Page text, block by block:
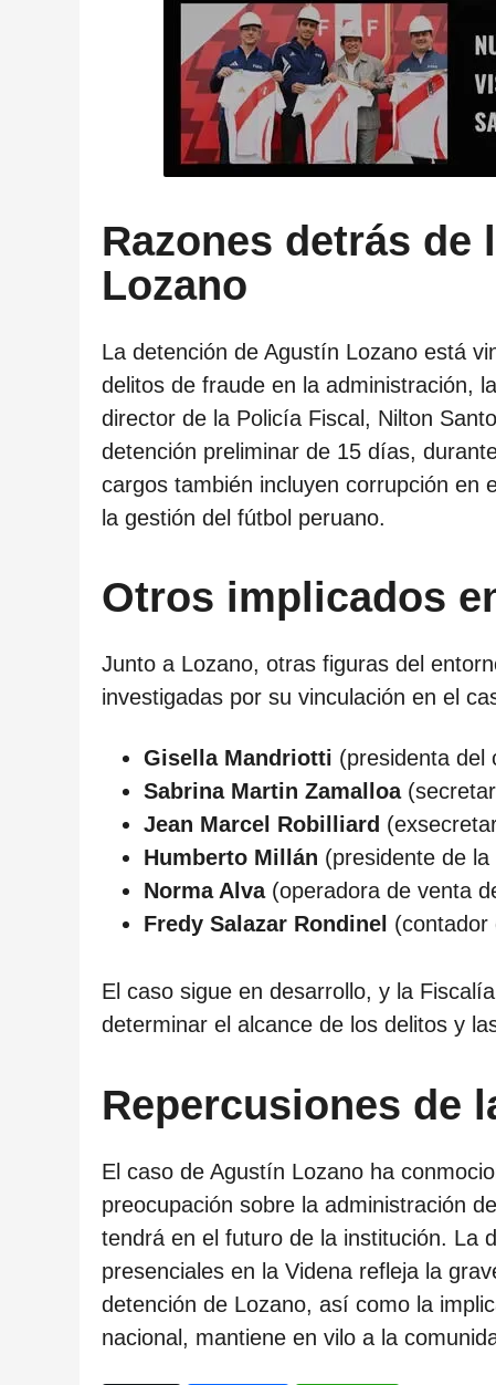
Razones detrás de
Lozano
La detención de Agustín Lozano está
delitos de fraude en la administración,
director de la Policía Fiscal, Nilton
detención preliminar de 15 días,
cargos también incluyen corrupción en
la gestión del fútbol peruano.
Otros implicados
Junto a Lozano, otras figuras del
investigadas por su vinculación en el
Gisella Mandriotti (presidenta del
Sabrina Martin Zamalloa
Jean Marcel Robilliard
Humberto Millán (presidente de
Norma Alva(operadora de venta
Fredy Salazar Rondinel (contador
El caso sigue en desarrollo, y la
determinar el alcance de los delitos y
Repercusiones de
El caso de Agustín Lozano ha
preocupación sobre la administración
tendrá en el futuro de la institución. La
presenciales en la Videna refleja la
detención de Lozano, así como la
nacional, mantiene en vilo a la